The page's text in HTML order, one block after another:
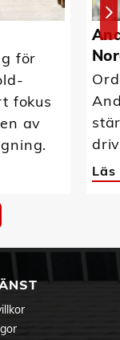
för
fokus
av
Läs